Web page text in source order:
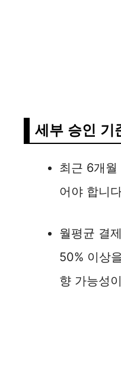
세부 승인 기
최근 6개월
어야 합니
월평균 결
50% 이상
향 가능성